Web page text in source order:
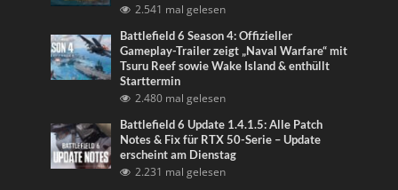
2.541 mal gelesen
Battlefield 6 Season 4: Offizieller
Gameplay-Trailer zeigt „Naval Warfare“ mit
Tsuru Reef sowie Wake Island & enthüllt
Starttermin
2.480 mal gelesen
Battlefield 6 Update 1.4.1.5: Alle Patch
Notes & Fix für RTX 50-Serie – Update
erscheint am Dienstag
2.231 mal gelesen